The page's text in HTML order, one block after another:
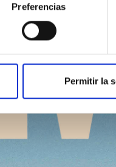
Preferencias
Permitir la